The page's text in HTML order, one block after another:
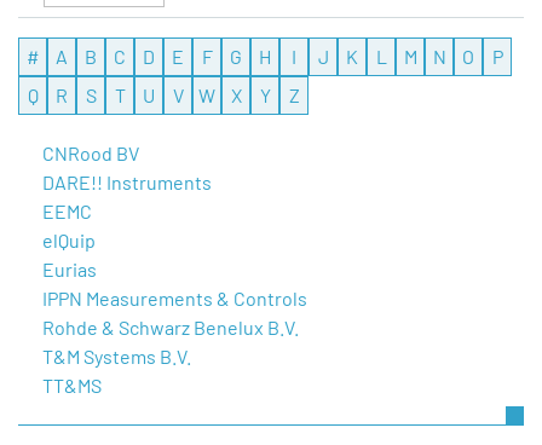
# A B C D E F G H I J K L M N O
P
Q
R S T U V W X Y Z
CNRood BV
DARE!! Instruments
EEMC
elQuip
Eurias
IPPN Measurements & Controls
Rohde & Schwarz Benelux B.V.
T&M Systems B.V.
TT&MS